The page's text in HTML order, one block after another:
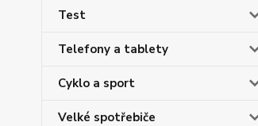
Test
Telefony a tablety
Cyklo a sport
Velké spotřebiče